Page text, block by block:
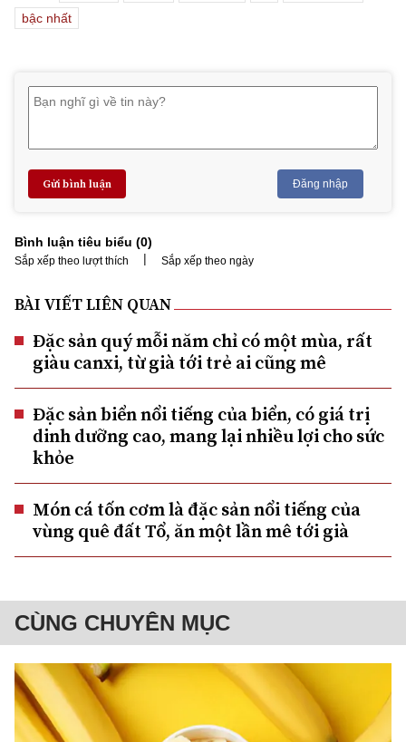
bậc nhất
Gửi bình luận Đăng nhập
Bình luận tiêu biểu (0)
Sắp xếp theo lượt thích | Sắp xếp theo ngày
BÀI VIẾT LIÊN QUAN
Đặc sản quý mỗi năm chỉ có một mùa, rất
giàu canxi, từ già tới trẻ ai cũng mê
Đặc sản biển nổi tiếng của biển, có giá trị
dinh dưỡng cao, mang lại nhiều lợi cho sức
khỏe
Món cá tốn cơm là đặc sản nổi tiếng của
vùng quê đất Tổ, ăn một lần mê tới già
CÙNG CHUYÊN MỤC